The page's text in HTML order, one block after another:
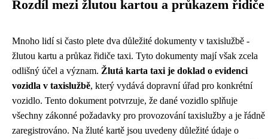
Rozdíl mezi žlutou kartou a průkazem řidiče
Mnoho lidí si často plete dva důležité dokumenty v taxislužbě -
žlutou kartu a průkaz řidiče taxi. Tyto dokumenty mají však zcela
odlišný účel a význam. Žlutá karta taxi je doklad o evidenci
vozidla v taxislužbě, který vydává dopravní úřad pro konkrétní
vozidlo. Tento dokument potvrzuje, že dané vozidlo splňuje
všechny zákonné požadavky pro provozování taxislužby a je řádně
zaregistrováno. Na žluté kartě jsou uvedeny důležité údaje o